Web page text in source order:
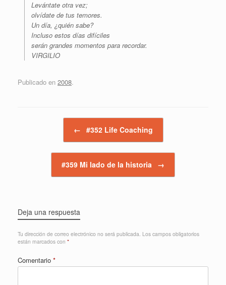
Levántate otra vez;
olvídate de tus temores.
Un día, ¿quién sabe?
Incluso estos días difíciles
serán grandes momentos para recordar.
VIRGILIO
Publicado en 2008.
← #352 Life Coaching
#359 Mi lado de la historia →
Deja una respuesta
Tu dirección de correo electrónico no será publicada. Los campos obligatorios
están marcados con *
Comentario *